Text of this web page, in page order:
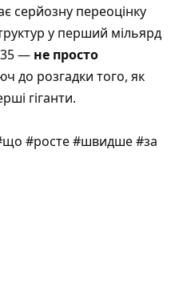
серйозну переоцінку
у перший мільярд
35 — не просто
до розгадки того, як
гіганти.
#росте #швидше #за